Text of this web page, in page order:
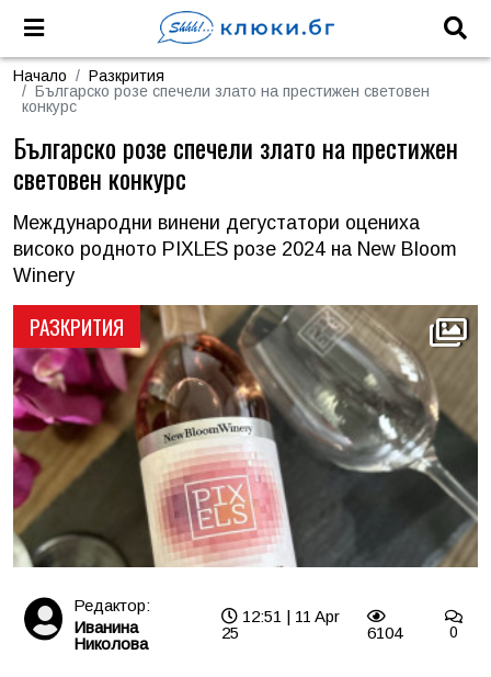
Начало
Разкрития
Българско розе спечели злато на престижен световен
конкурс
РАЗКРИТИЯ
Българско розе спечели злато на престижен
световен конкурс
Международни винени дегустатори оцениха
високо родното PIXLES розе 2024 на New Bloom
Winery
Редактор:
Иванина
Николова
12:51 | 11 Apr
25
6104 0